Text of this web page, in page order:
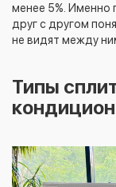
менее 5%. Именно
друг с другом
не видят между
Типы